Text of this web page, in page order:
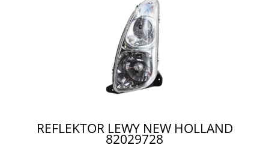
REFLEKTOR LEWY NEW HOLLAND
82029728